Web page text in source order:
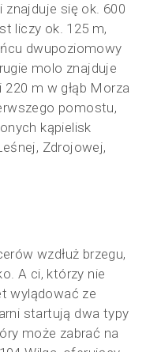
znajduje się ok. 600
liczy ok. 125 m,
dwupoziomowy
molo znajduje
m w głąb Morza
pomostu,
kąpielisk
Zdrojowej,
wzdłuż brzegu,
A ci, którzy nie
wylądować ze
startują dwa typy
może zabrać na